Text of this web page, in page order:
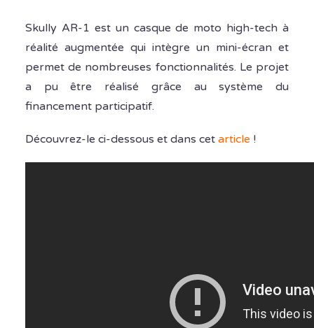
Skully AR-1 est un casque de moto high-tech à
réalité augmentée qui intègre un mini-écran et
permet de nombreuses fonctionnalités. Le projet
a pu être réalisé grâce au système du
financement participatif.
Découvrez-le ci-dessous et dans cet article !